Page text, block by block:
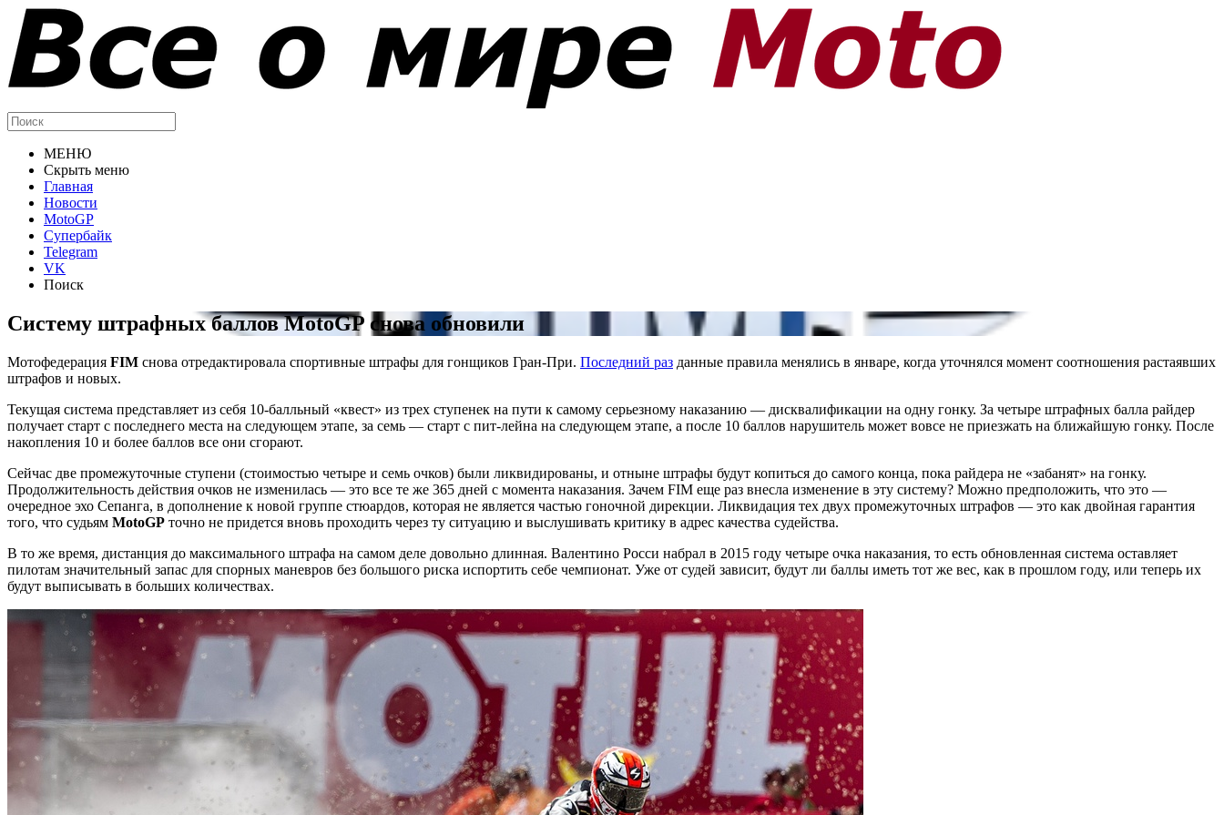
МЕНЮ
Скрыть меню
Главная
Новости
MotoGP
Супербайк
Telegram
VK
Поиск
Систему штрафных баллов MotoGP снова обновили
Мотофедерация FIM снова отредактировала спортивные штрафы для гонщиков Гран-При. Последний раз данные правила менялись в январе, когда уточнялся момент соотношения растаявших
штрафов и новых.
Текущая система представляет из себя 10-балльный «квест» из трех ступенек на пути к самому серьезному наказанию — дисквалификации на одну гонку. За четыре штрафных балла райдер
получает старт с последнего места на следующем этапе, за семь — старт с пит-лейна на следующем этапе, а после 10 баллов нарушитель может вовсе не приезжать на ближайшую гонку. После
накопления 10 и более баллов все они сгорают.
Сейчас две промежуточные ступени (стоимостью четыре и семь очков) были ликвидированы, и отныне штрафы будут копиться до самого конца, пока райдера не «забанят» на гонку.
Продолжительность действия очков не изменилась — это все те же 365 дней с момента наказания. Зачем FIM еще раз внесла изменение в эту систему? Можно предположить, что это —
очередное эхо Сепанга, в дополнение к новой группе стюардов, которая не является частью гоночной дирекции. Ликвидация тех двух промежуточных штрафов — это как двойная гарантия
того, что судьям MotoGP точно не придется вновь проходить через ту ситуацию и выслушивать критику в адрес качества судейства.
В то же время, дистанция до максимального штрафа на самом деле довольно длинная. Валентино Росси набрал в 2015 году четыре очка наказания, то есть обновленная система оставляет
пилотам значительный запас для спорных маневров без большого риска испортить себе чемпионат. Уже от судей зависит, будут ли баллы иметь тот же вес, как в прошлом году, или теперь их
будут выписывать в больших количествах.